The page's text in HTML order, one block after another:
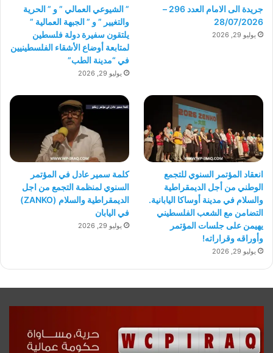
جريدة الى الامام العدد 296 –
28/07/2026
يوليو 29, 2026
” الشيوعي العمالي ” و ” الحرية
والتغيير ” و ” الجبهة العمالية ”
يلتقون سفيرة دولة فلسطين
لمتابعة أوضاع الأشقاء الفلسطينيين
في “مدينة الطب”
يوليو 29, 2026
انعقاد المؤتمر السنوي للتجمع
الوطني من أجل الديمقراطية
والسلام في مدينة أوساكا اليابانية.
التضامن مع الشعب الفلسطيني
يهيمن على جلسات المؤتمر
وأوراقه وقراراته!
يوليو 29, 2026
كلمة سمير عادل في المؤتمر
السنوي لمنظمة التجمع من اجل
الديمقراطية والسلام (ZANKO)
في اليابان
يوليو 29, 2026